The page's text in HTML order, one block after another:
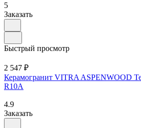
5
Заказать
Быстрый просмотр
2 547 ₽
Керамогранит VITRA ASPENWOOD
R10A
4.9
Заказать